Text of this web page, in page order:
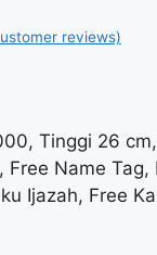
reviews)
Tinggi 26
Free Name Tag,
Ijazah, Free